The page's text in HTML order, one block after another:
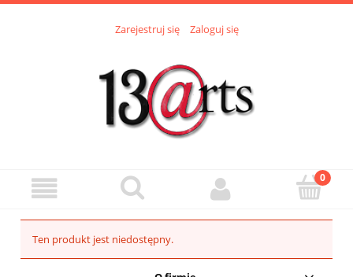
Zarejestruj się Zaloguj się
Ten produkt jest niedostępny.